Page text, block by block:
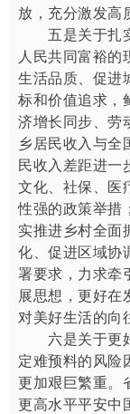
放，充分激发高
五是关于扎实
人民共同富裕的
生活品质、促进
标和价值追求，
济增长同步、劳
乡居民收入与全
民收入差距进一
文化、社保、医
性强的政策举措
实推进乡村全面
化、促进区域协
署要求，力求牵
展思想，更好在
对美好生活的向
六是关于更好
定难预料的风险
更加艰巨繁重。
更高水平平安中